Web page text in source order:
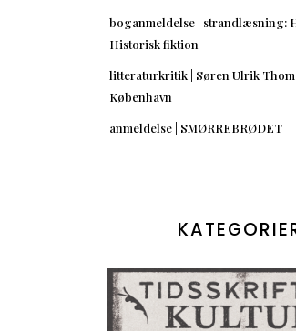
boganmeldelse | strandlæsning:
Historisk fiktion
litteraturkritik | Søren Ulrik
København
anmeldelse | SMØRREBRØDET